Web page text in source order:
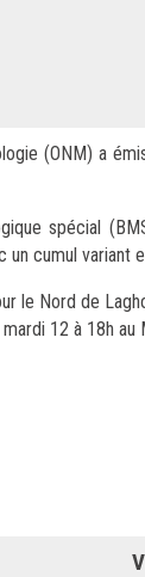
(ONM) a
spécial
un cumul
le Nord de
12 à 18h au